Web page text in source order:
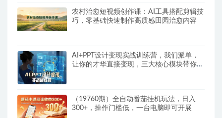
农村治愈短视频创作课：AI工具搭配剪辑技
巧，零基础快速制作高质感田园治愈内容
AI+PPT设计变现实战训练营，我们派单，
让你的才华直接变现，三大核心模块带你构
（19760期）全自动番茄挂机玩法，日入
300+，操作门槛低，一台电脑即可开展